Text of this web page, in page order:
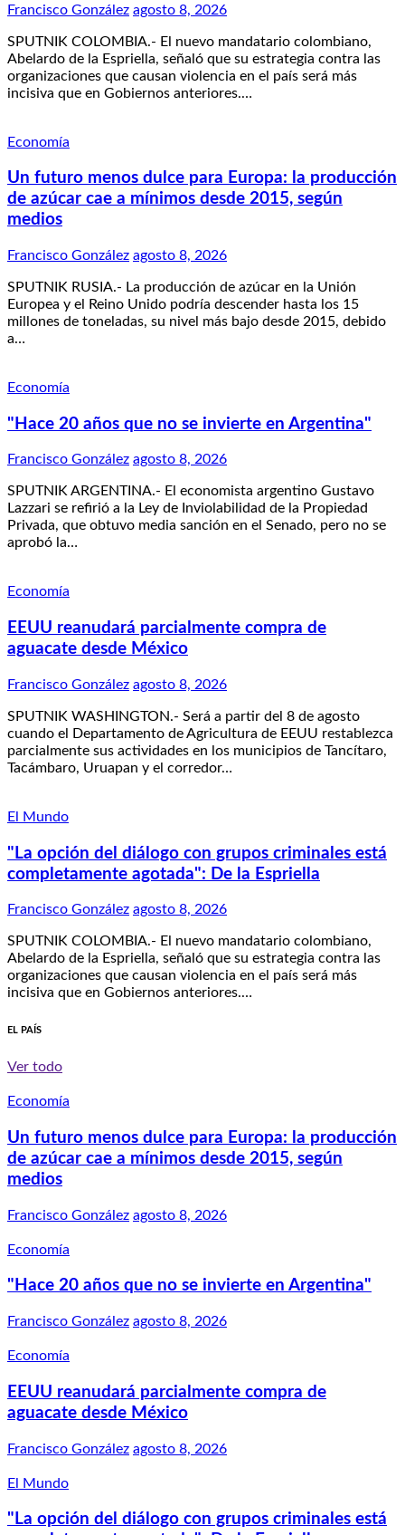
Francisco González agosto 8, 2026
SPUTNIK COLOMBIA.- El nuevo mandatario colombiano,
Abelardo de la Espriella, señaló que su estrategia contra las
organizaciones que causan violencia en el país será más
incisiva que en Gobiernos anteriores.…
Economía
Un futuro menos dulce para Europa: la producción
de azúcar cae a mínimos desde 2015, según
medios
Francisco González agosto 8, 2026
SPUTNIK RUSIA.- La producción de azúcar en la Unión
Europea y el Reino Unido podría descender hasta los 15
millones de toneladas, su nivel más bajo desde 2015, debido
a…
Economía
"Hace 20 años que no se invierte en Argentina"
Francisco González agosto 8, 2026
SPUTNIK ARGENTINA.- El economista argentino Gustavo
Lazzari se refirió a la Ley de Inviolabilidad de la Propiedad
Privada, que obtuvo media sanción en el Senado, pero no se
aprobó la…
Economía
EEUU reanudará parcialmente compra de
aguacate desde México
Francisco González agosto 8, 2026
SPUTNIK WASHINGTON.- Será a partir del 8 de agosto
cuando el Departamento de Agricultura de EEUU restablezca
parcialmente sus actividades en los municipios de Tancítaro,
Tacámbaro, Uruapan y el corredor…
El Mundo
"La opción del diálogo con grupos criminales está
completamente agotada": De la Espriella
Francisco González agosto 8, 2026
SPUTNIK COLOMBIA.- El nuevo mandatario colombiano,
Abelardo de la Espriella, señaló que su estrategia contra las
organizaciones que causan violencia en el país será más
incisiva que en Gobiernos anteriores.…
EL PAÍS
Ver todo
Economía
Un futuro menos dulce para Europa: la producción
de azúcar cae a mínimos desde 2015, según
medios
Francisco González agosto 8, 2026
Economía
"Hace 20 años que no se invierte en Argentina"
Francisco González agosto 8, 2026
Economía
EEUU reanudará parcialmente compra de
aguacate desde México
Francisco González agosto 8, 2026
El Mundo
"La opción del diálogo con grupos criminales está